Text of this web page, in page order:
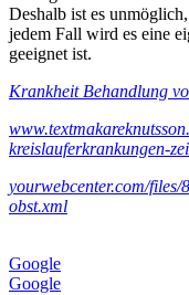
Deshalb ist es
jedem Fall wird es eine
geeignet ist.
Krankheit Behandlung
kreislauferkrankungen-
yourwebcenter.com/
obst.xml
Google
Google